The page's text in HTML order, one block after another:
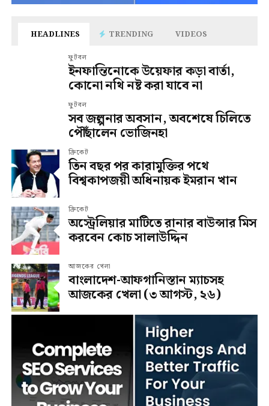
HEADLINES TRENDING VIDEOS
ফুটবল
ইনফান্তিনোকে উয়েফার কড়া বার্তা,
কোনো নথি নষ্ট করা যাবে না
ফুটবল
সব জল্পনার অবসান, অবশেষে চিলিতে
পৌঁছালেন ভোজিনহা
ক্রিকেট
তিন বছর পর কারামুক্তির পথে
বিশ্বকাপজয়ী অধিনায়ক ইমরান খান
ক্রিকেট
অস্ট্রেলিয়ার মাটিতে রানার বাউন্সার মিস
করবেন কোচ সালাউদ্দিন
আজকের খেলা
বাংলাদেশ-আফগানিস্তান ম্যাচসহ
আজকের খেলা (৩ আগস্ট, ২৬)